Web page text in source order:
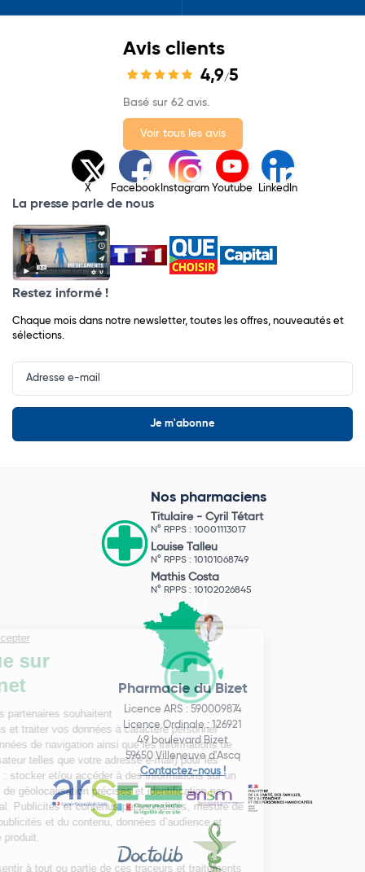
Avis clients
4,9/5
Basé sur 62 avis.
Voir tous les avis
X Facebook Instagram Youtube LinkedIn
La presse parle de nous
Restez informé !
Chaque mois dans notre newsletter, toutes les offres, nouveautés et
sélections.
Input
Newsletter
Nos pharmaciens
Titulaire - Cyril Tétart
N° RPPS : 10001113017
Louise Talleu
N° RPPS : 10101068749
Mathis Costa
N° RPPS : 10102026845
Pharmacie du Bizet
Licence ARS : 590009874
Licence Ordinale : 126921
49 boulevard Bizet
59650 Villeneuve d'Ascq
Contactez-nous !